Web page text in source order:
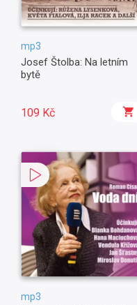
mp3
Josef Štolba: Na letním
bytě
109 Kč
mp3